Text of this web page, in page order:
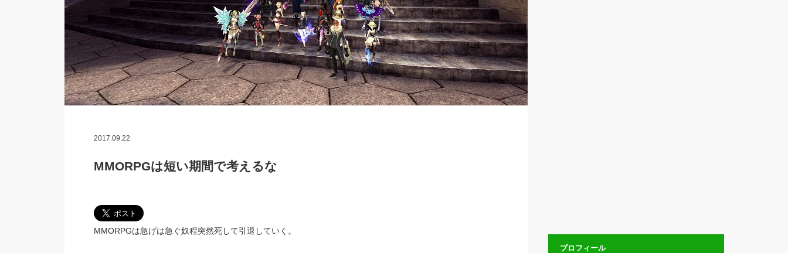
2017.09.22
MMORPGは短い期間で考えるな
MMORPGは急げは急ぐ奴程突然死して引退していく。
プロフィール